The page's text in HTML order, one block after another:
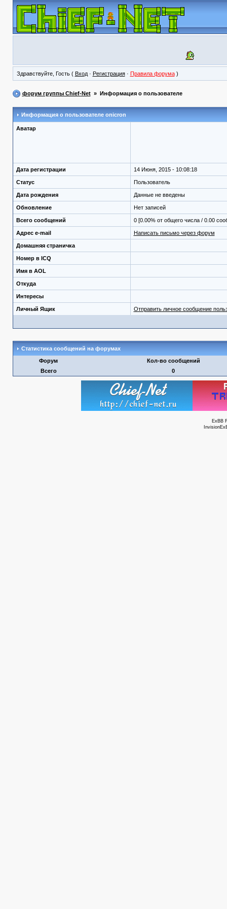
Здравствуйте, Гость ( Вход· Регистрация· Правила форума)
форум группы Chief-Net» Информация о пользователе
Информация о пользователе onicron
Аватар
Дата регистрации 14 Июня, 2015 - 10:08:18
Статус Пользователь
Дата рождения Данные не введены
Обновление Нет записей
Всего сообщений 0 [0.00% от общего числа / 0.00
Адрес e-mail Написать письмо через форум
Домашняя страничка
Номер в ICQ
Имя в AOL
Откуда
Интересы
Личный Ящик Отправить личное сообщение
Статистика сообщений на форумах
Форум
Кол-во сообщений
Всего
0
ExBB